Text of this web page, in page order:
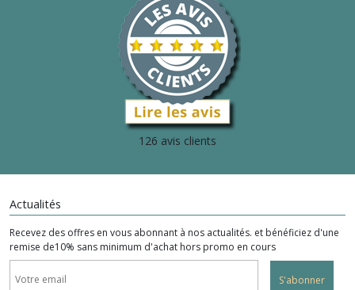
126 avis clients
Actualités
Recevez des offres en vous abonnant à nos actualités. et bénéficiez d'une
remise de10% sans minimum d'achat hors promo en cours
S'abonner